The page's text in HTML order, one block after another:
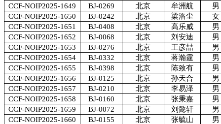
CCF-NOIP2025-1649
BJ-0269 北京 牟洲航
男
CCF-NOIP2025-1650
BJ-0242 北京 梁洛尘
女
CCF-NOIP2025-1651
BJ-0408 北京 高乐威
男
CCF-NOIP2025-1652
BJ-0068 北京 刘安迪
男
CCF-NOIP2025-1653
BJ-0276 北京 王彦喆
男
CCF-NOIP2025-1654
BJ-0332 北京 蒋瀚霆
男
CCF-NOIP2025-1655
BJ-0398 北京 陈致有
男
CCF-NOIP2025-1656
BJ-0125 北京 孙天合
男
CCF-NOIP2025-1657
BJ-0210 北京 李易泽
男
CCF-NOIP2025-1658
BJ-0160 北京 张秉嘉
男
CCF-NOIP2025-1659
BJ-0072 北京 刘懿轩
男
CCF-NOIP2025-1660
BJ-0155 北京 张毓山
男